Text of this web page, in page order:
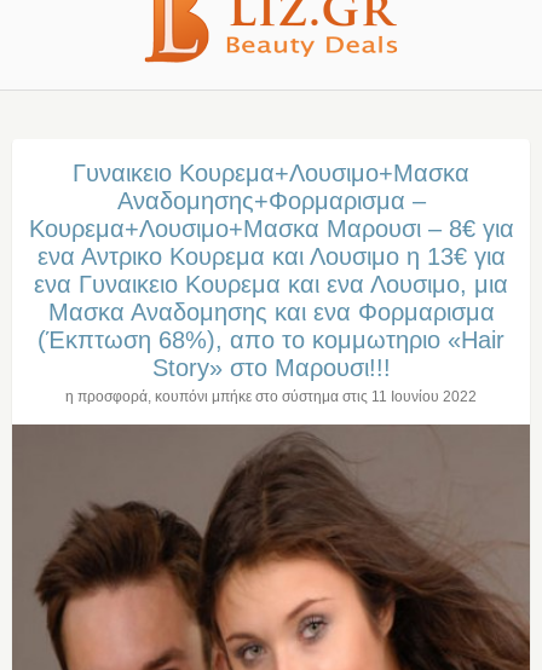
Γυναικειο Κουρεμα+Λουσιμο+Μασκα
Αναδομησης+Φορμαρισμα –
Κουρεμα+Λουσιμο+Μασκα Μαρουσι – 8€ για
ενα Αντρικο Κουρεμα και Λουσιμο η 13€ για
ενα Γυναικειο Κουρεμα και ενα Λουσιμο, μια
Μασκα Αναδομησης και ενα Φορμαρισμα
(Έκπτωση 68%), απο το κομμωτηριο «Hair
Story» στο Μαρουσι!!!
η προσφορά, κουπόνι μπήκε στο σύστημα στις 11 Ιουνίου 2022